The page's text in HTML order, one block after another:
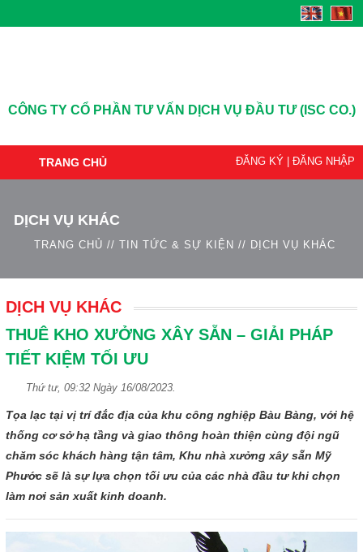
CÔNG TY CỔ PHẦN TƯ VẤN DỊCH VỤ ĐẦU TƯ (ISC CO.)
TRANG CHỦ ĐĂNG KÝ ĐĂNG NHẬP
DỊCH VỤ KHÁC
TRANG CHỦ // TIN TỨC & SỰ KIỆN // DỊCH VỤ KHÁC
DỊCH VỤ KHÁC
THUÊ KHO XƯỞNG XÂY SẴN – GIẢI PHÁP
TIẾT KIỆM TỐI ƯU
Thứ tư, 09:32 Ngày 16/08/2023.
Tọa lạc tại vị trí đắc địa của khu công nghiệp Bàu Bàng, với hệ
thống cơ sở hạ tầng và giao thông hoàn thiện cùng đội ngũ
chăm sóc khách hàng tận tâm, Khu nhà xưởng xây sẵn Mỹ
Phước sẽ là sự lựa chọn tối ưu của các nhà đầu tư khi chọn
làm nơi sản xuất kinh doanh.